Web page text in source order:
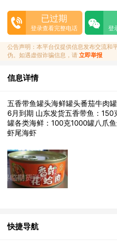
已过期
登录查看完整电话 登
公告声明：本平台仅提供信息发布交流和
伪。如遇虚假诈骗信息，请 立即举报
信息详情
五香带鱼罐头海鲜罐头番茄牛肉
6月到期 山东发货五香带鱼：
罐各类海鲜：100克1000罐八爪
虾尾海虾
快捷导航